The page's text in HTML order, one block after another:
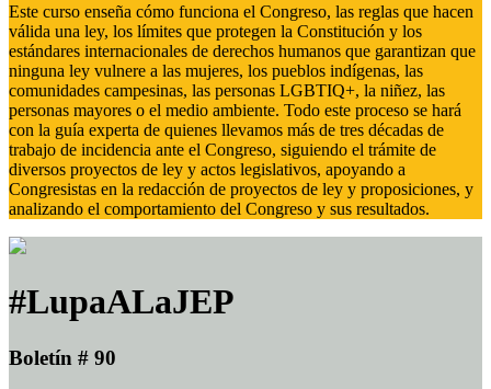
Este curso enseña cómo funciona el Congreso, las reglas que hacen
válida una ley, los límites que protegen la Constitución y los
estándares internacionales de derechos humanos que garantizan que
ninguna ley vulnere a las mujeres, los pueblos indígenas, las
comunidades campesinas, las personas LGBTIQ+, la niñez, las
personas mayores o el medio ambiente. Todo este proceso se hará
con la guía experta de quienes llevamos más de tres décadas de
trabajo de incidencia ante el Congreso, siguiendo el trámite de
diversos proyectos de ley y actos legislativos, apoyando a
Congresistas en la redacción de proyectos de ley y proposiciones, y
analizando el comportamiento del Congreso y sus resultados.
#LupaALaJEP
Boletín # 90